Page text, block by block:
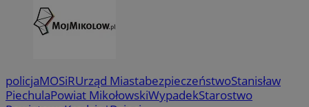
policjaMOSiRUrząd MiastabezpieczeństwoStanisław
PiechulaPowiat MikołowskiWypadekStarostwo